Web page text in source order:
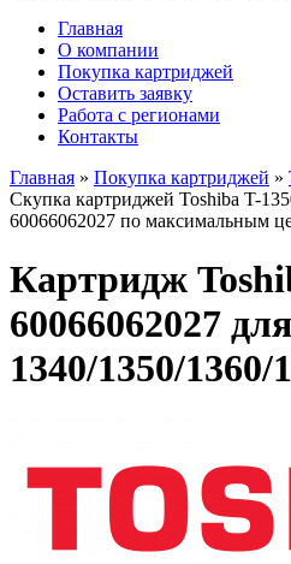
Главная
О компании
Покупка картриджей
Оставить заявку
Работа с регионами
Контакты
Главная » Покупка картриджей »
Скупка картриджей Toshiba T-
60066062027 по максимальным
Картридж
60066062027 для
1340/1350/1360/